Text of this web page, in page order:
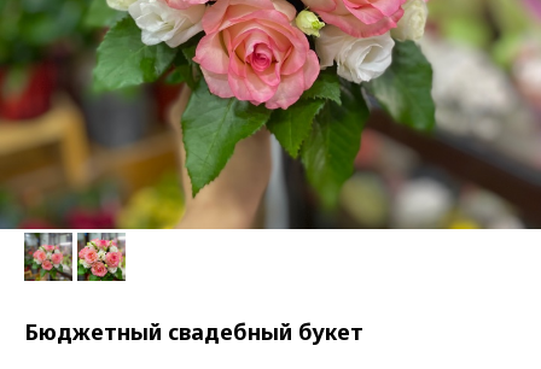
Бюджетный свадебный букет